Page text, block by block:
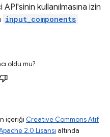
kullanılmasına izin
input_components
oldu mu?
içeriği Creative Commons Atıf
2.0 Lisansı altında